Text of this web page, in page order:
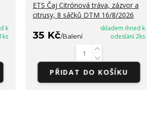
k
ETS Čaj Citrónová tráva, zázvor a
citrusy, 8 sáčků DTM 16/8/2026
35 Kč/Balení
skladem ihned k
odeslání 2ks
PŘIDAT DO KOŠÍKU